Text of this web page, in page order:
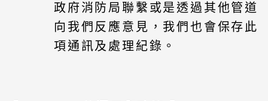
政府消防局聯繫或是透過其他管道
向我們反應意見，我們也會保存此
項通訊及處理紀錄。